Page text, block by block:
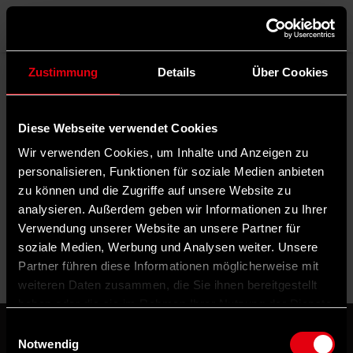
Zustimmung Details Über Cookies
Diese Webseite verwendet Cookies
Wir verwenden Cookies, um Inhalte und Anzeigen zu
personalisieren, Funktionen für soziale Medien anbieten
zu können und die Zugriffe auf unsere Website zu
analysieren. Außerdem geben wir Informationen zu Ihrer
Verwendung unserer Website an unsere Partner für
soziale Medien, Werbung und Analysen weiter. Unsere
Partner führen diese Informationen möglicherweise mit
weiteren Daten zusammen, die Sie ihnen bereitgestellt
Notwendig
Menü
Rubrik filtern
Schlagwörter filtern
Autor*in filtern
Sortierung: